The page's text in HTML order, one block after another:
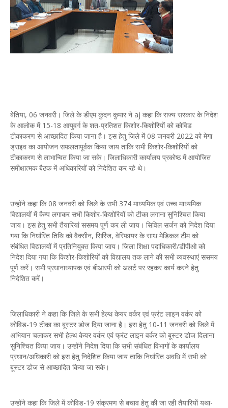
बेतिया, 06 जनवरी। जिले के डीएम कुंदन कुमार ने aj कहा कि राज्य सरकार के निदेश
के आलोक में 15-18 आयुवर्ग के शत-प्रतिशत किशोर-किशोरियों को कोविड
टीकाकरण से आच्छादित किया जाना है। इस हेतु जिले में 08 जनवरी 2022 को मेगा
ड्राइव का आयोजन सफलतापूर्वक किया जाय ताकि सभी किशोर-किशोरियों को
टीकाकरण से लाभान्वित किया जा सके। जिलाधिकारी कार्यालय प्रकोष्ठ में आयोजित
समीक्षात्मक बैठक में अधिकारियों को निदेशित कर रहे थे।
उन्होंने कहा कि 08 जनवरी को जिले के सभी 374 माध्यमिक एवं उच्च माध्यमिक
विद्यालयों में कैम्प लगाकर सभी किशोर-किशोरियों को टीका लगाना सुनिश्चित किया
जाय। इस हेतु सभी तैयारियां ससमय पूर्ण कर ली जाय। सिविल सर्जन को निदेश दिया
गया कि निर्धारित तिथि को वैक्सीन, सिरिंज, वेरिफायर के साथ मेडिकल टीम को
संबंधित विद्यालयों में प्रतिनियुक्त किया जाय। जिला शिक्षा पदाधिकारी/डीपीओ को
निदेश दिया गया कि किशोर-किशोरियों को विद्यालय तक लाने की सभी व्यवस्थाएं ससमय
पूर्ण करें। सभी प्रधानाध्यापक एवं बीआरपी को अलर्ट पर रहकर कार्य करने हेतु
निदेशित करें।
जिलाधिकारी ने कहा कि जिले के सभी हेल्थ केयर वर्कर एवं फ्रंट लाइन वर्कर को
कोविड-19 टीका का बूस्टर डोज दिया जाना है। इस हेतु 10-11 जनवरी को जिले में
अभियान चलाकर सभी हेल्थ केयर वर्कर एवं फ्रंट लाइन वर्कर को बूस्टर डोज दिलाना
सुनिश्चित किया जाय। उन्होंने निदेश दिया कि सभी संबंधित विभागों के कार्यालय
प्रधान/अधिकारी को इस हेतु निदेशित किया जाय ताकि निर्धारित अवधि में सभी को
बूस्टर डोज से आच्छादित किया जा सके।
उन्होंने कहा कि जिले में कोविड-19 संक्रमण से बचाव हेतु की जा रही तैयारियों यथा-